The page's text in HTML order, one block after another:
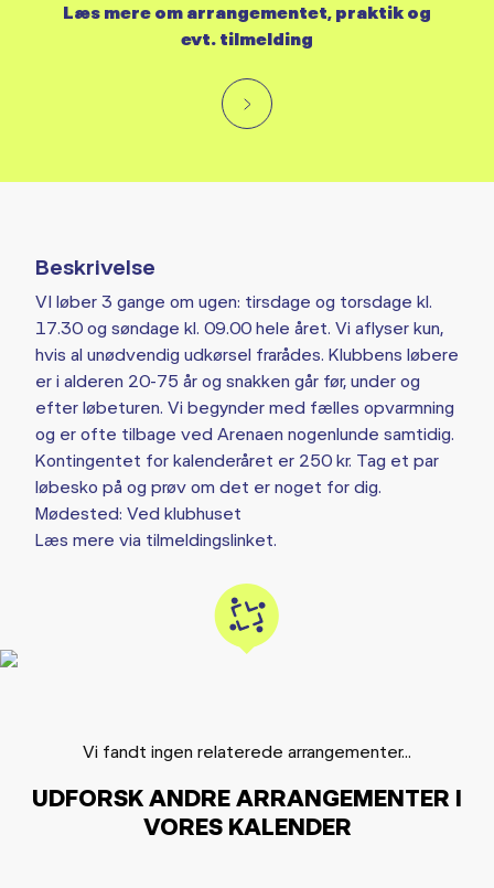
Beskrivelse
VI løber 3 gange om ugen: tirsdage og torsdage kl.
17.30 og søndage kl. 09.00 hele året. Vi aflyser kun,
hvis al unødvendig udkørsel frarådes. Klubbens løbere
er i alderen 20-75 år og snakken går før, under og
efter løbeturen. Vi begynder med fælles opvarmning
og er ofte tilbage ved Arenaen nogenlunde samtidig.
Kontingentet for kalenderåret er 250 kr. Tag et par
løbesko på og prøv om det er noget for dig.
Mødested: Ved klubhuset
Læs mere via tilmeldingslinket.
Læs mere om arrangementet, praktik og
evt. tilmelding
Vi fandt ingen relaterede arrangementer...
UDFORSK ANDRE ARRANGEMENTER I
VORES KALENDER